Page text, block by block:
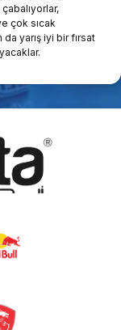
çok sıcak
yarış iyi bir fırsat